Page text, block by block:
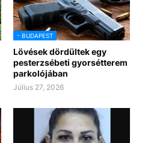
- BUDAPEST
Lövések dördültek egy
pesterzsébeti gyorsétterem
parkolójában
Július 27, 2026